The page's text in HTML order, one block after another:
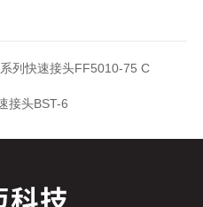
列快速接头FF5010-75 C
接头BST-6